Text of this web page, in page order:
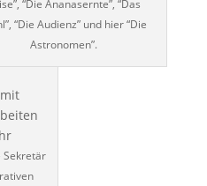
“Die Ananasernte”, “Das
“Die Audienz” und hier “Die
Astronomen”.
Sekretär